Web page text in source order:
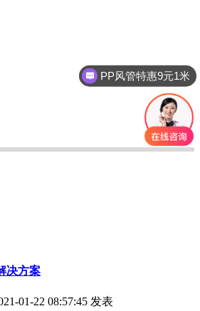
决方案
01-22 08:57:45 发表
PP风管特惠9元1米